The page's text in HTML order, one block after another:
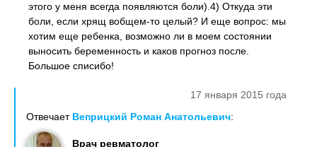
этого у меня всегда появляются боли).4) Откуда эти
боли, если хрящ вобщем-то целый? И еще вопрос: мы
хотим еще ребенка, возможно ли в моем состоянии
выносить беременность и каков прогноз после.
Большое списибо!
17 января 2015 года
Отвечает Веприцкий Роман Анатольевич:
Врач ревматолог